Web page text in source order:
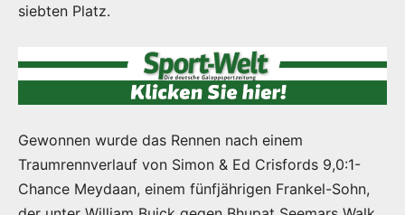
siebten Platz.
Gewonnen wurde das Rennen nach einem
Traumrennverlauf von Simon & Ed Crisfords 9,0:1-
Chance Meydaan, einem fünfjährigen Frankel-Sohn,